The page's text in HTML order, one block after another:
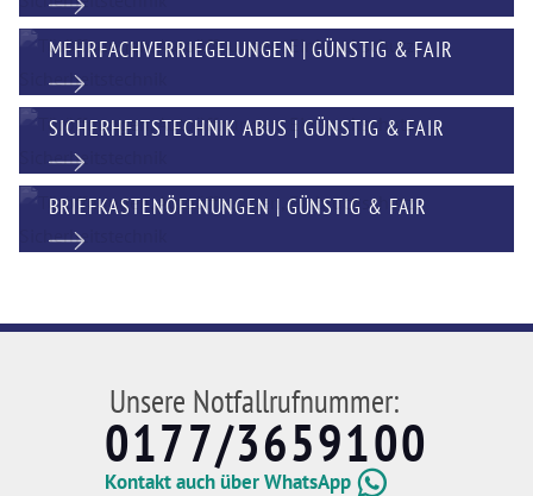
MEHRFACHVERRIEGELUNGEN | GÜNSTIG & FAIR
SICHERHEITSTECHNIK ABUS | GÜNSTIG & FAIR
BRIEFKASTENÖFFNUNGEN | GÜNSTIG & FAIR
Unsere Notfallrufnummer:
0177/3659100
Kontakt auch über WhatsApp